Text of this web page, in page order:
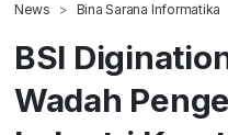
News Bina Sarana Informatika
BSI
Wadah